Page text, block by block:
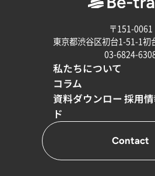
〒151-0061
東京都渋谷区初台1-51-1初
03-6824-
私たちについて
コラム
資料ダウンロー
ド
採用
Contact